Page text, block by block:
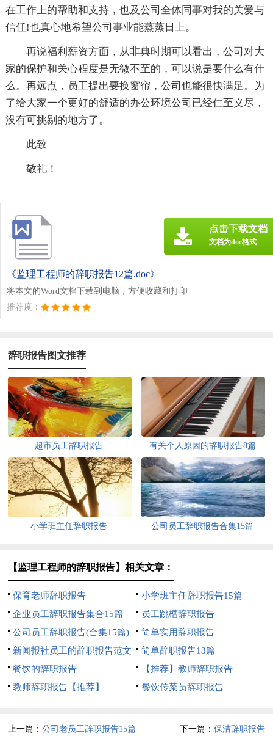
在工作上的帮助和支持，也及公司全体同事对我的关爱与
信任!也真心地希望公司事业能蒸蒸日上。
再说福利薪资方面，从非典时期可以看出，公司对大
家的保护和关心程度是无微不至的，可以说是要什么有什
么。再远点，员工提出要换窗帘，公司也能很快满足。为
了给大家一个更好的舒适的办公环境公司已经仁至义尽，
没有可挑剔的地方了。
此致
敬礼！
《监理工程师的辞职报告12篇.doc》
将本文的Word文档下载到电脑，方便收藏和打印
推荐度：
点击下载文档
文档为doc格式
辞职报告图文推荐
超市员工辞职报告 有关个人原因的辞职报告8篇
小学班主任辞职报告 公司员工辞职报告合集15篇
【监理工程师的辞职报告】相关文章：
保育老师辞职报告
小学班主任辞职报告15篇
企业员工辞职报告集合15篇
员工跳槽辞职报告
公司员工辞职报告(合集15篇)
简单实用辞职报告
新闻报社员工的辞职报告范文
简单辞职报告13篇
餐饮的辞职报告
【推荐】教师辞职报告
教师辞职报告【推荐】
餐饮传菜员辞职报告
上一篇：公司老员工辞职报告15篇 下一篇： 保洁辞职报告